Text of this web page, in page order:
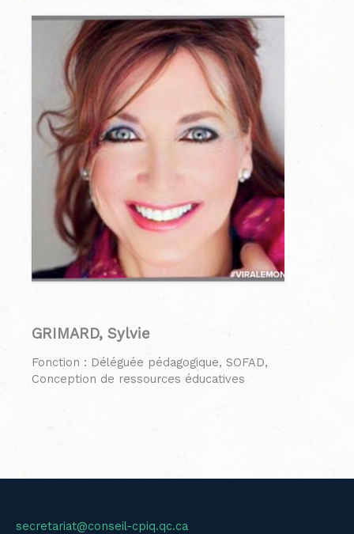
GRIMARD, Sylvie
Fonction : Déléguée pédagogique, SOFAD,
Conception de ressources éducatives
secretariat@conseil-cpiq.qc.ca